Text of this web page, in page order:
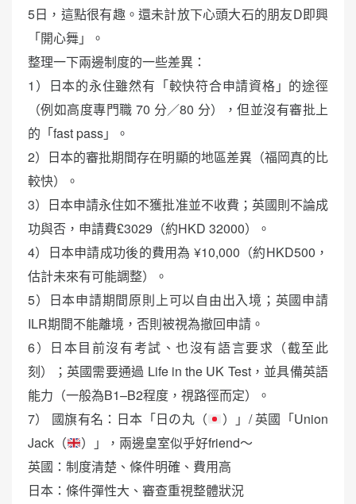
5日，這點很有趣。還未計放下心頭大石的朋友D即興
「開心舞」。
整理一下兩邊制度的一些差異：
1）日本的永住雖然有「較快符合申請資格」的途徑
（例如高度專門職 70 分／80 分），但並沒有審批上
的「fast pass」。
2）日本的審批期間存在明顯的地區差異（福岡真的比
較快）。
3）日本申請永住如不獲批准並不收費；英國則不論成
功與否，申請費£3029（約HKD 32000）。
4）日本申請成功後的費用為 ¥10,000（約HKD500，
估計未來有可能調整）。
5）日本申請期間原則上可以自由出入境；英國申請
ILR期間不能離境，否則被視為撤回申請。
6）日本目前沒有考試、也沒有語言要求（截至此
刻）；英國需要通過 Life in the UK Test，並具備英語
能力（一般為B1–B2程度，視路徑而定）。
7） 國旗有名：日本「日の丸（
）」/ 英國「Union
Jack（
）」，兩邊皇室似乎好friend～
英國：制度清楚、條件明確、費用高
日本：條件彈性大、審查重視整體狀況